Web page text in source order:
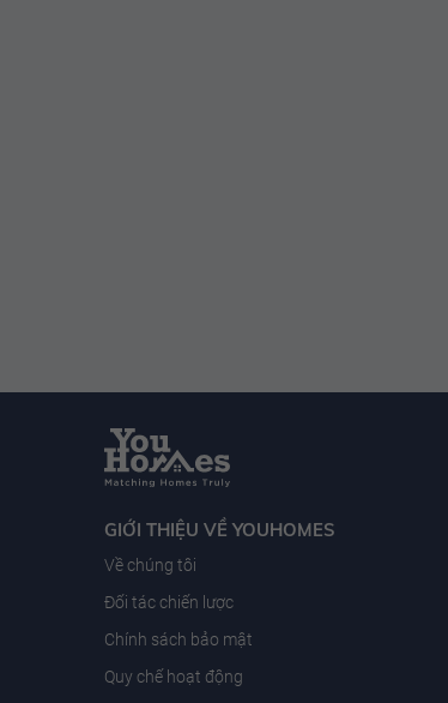
GIỚI THIỆU VỀ YOUHOMES
Về chúng tôi
Đối tác chiến lược
Chính sách bảo mật
Quy chế hoạt động